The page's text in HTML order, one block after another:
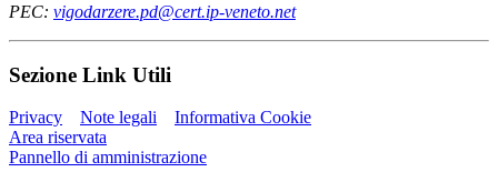
PEC: vigodarzere.pd@cert.ip-veneto.net
Sezione Link Utili
Privacy Note legali
Informativa Cookie
Area riservata
Pannello di amministrazione